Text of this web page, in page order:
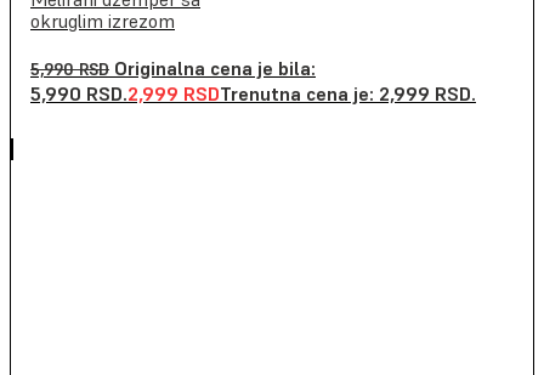
okruglim izrezom
5,990RSD Originalna cena je bila:
5,990 RSD.2,999 RSDTrenutna cena je: 2,999 RSD.